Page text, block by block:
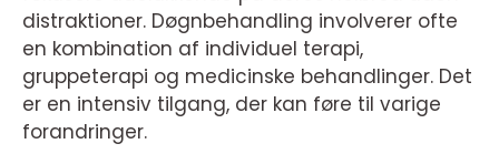
distraktioner. Døgnbehandling involverer ofte
en kombination af individuel terapi,
gruppeterapi og medicinske behandlinger. Det
er en intensiv tilgang, der kan føre til varige
forandringer.